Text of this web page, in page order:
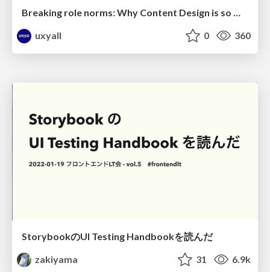
Breaking role norms: Why Content Design is so much more than writing copy - Taylor Woolridge
uxyall
0 360
StorybookのUI Testing Handbookを読んだ
zakiyama
31 6.9k